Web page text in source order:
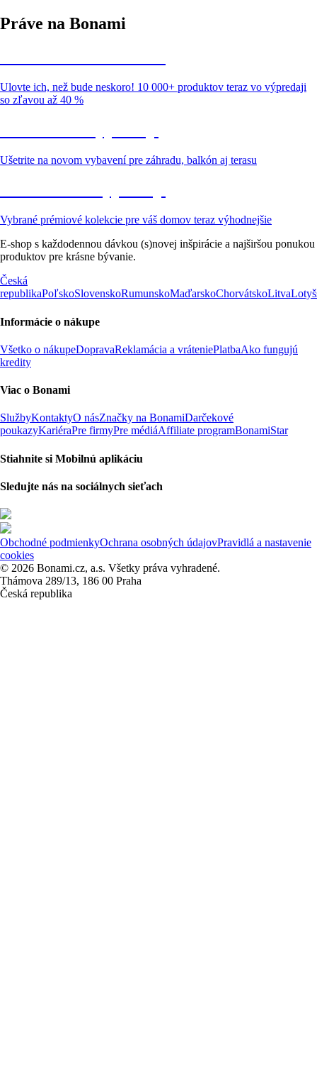
Práve na Bonami
Ulovte ich, než bude neskoro! 10 000+ produktov teraz vo výpredaji
so zľavou až 40 %
Ušetrite na novom vybavení pre záhradu, balkón aj terasu
Vybrané prémiové kolekcie pre váš domov teraz výhodnejšie
E-shop s každodennou dávkou (s)novej inšpirácie a najširšou ponukou
produktov pre krásne bývanie.
Česká
republikaPoľskoSlovenskoRumunskoMaďarskoChorvátskoLitva
Informácie o nákupe
Všetko o nákupeDopravaReklamácia a vráteniePlatbaAko fungujú
kredity
Viac o Bonami
SlužbyKontaktyO násZnačky na BonamiDarčekové
poukazyKariéraPre firmyPre médiáAffiliate programBonamiStar
Stiahnite si Mobilnú aplikáciu
Sledujte nás na sociálnych sieťach
Obchodné podmienkyOchrana osobných údajovPravidlá a nastavenie
cookies
© 2026 Bonami.cz, a.s. Všetky práva vyhradené.
Thámova 289/13, 186 00 Praha
Česká republika